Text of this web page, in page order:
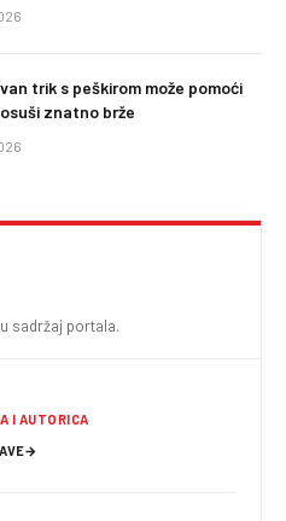
trik s peškirom može pomoći
znatno brže
sadržaj portala.
I AUTORICA
→